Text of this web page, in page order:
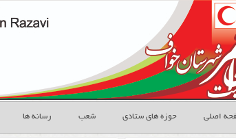
اصلی حوزه های ستادی شعب رسانه ها